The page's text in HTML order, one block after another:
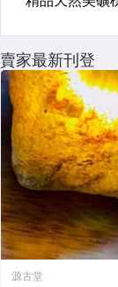
賣家最新刊登
源古堂